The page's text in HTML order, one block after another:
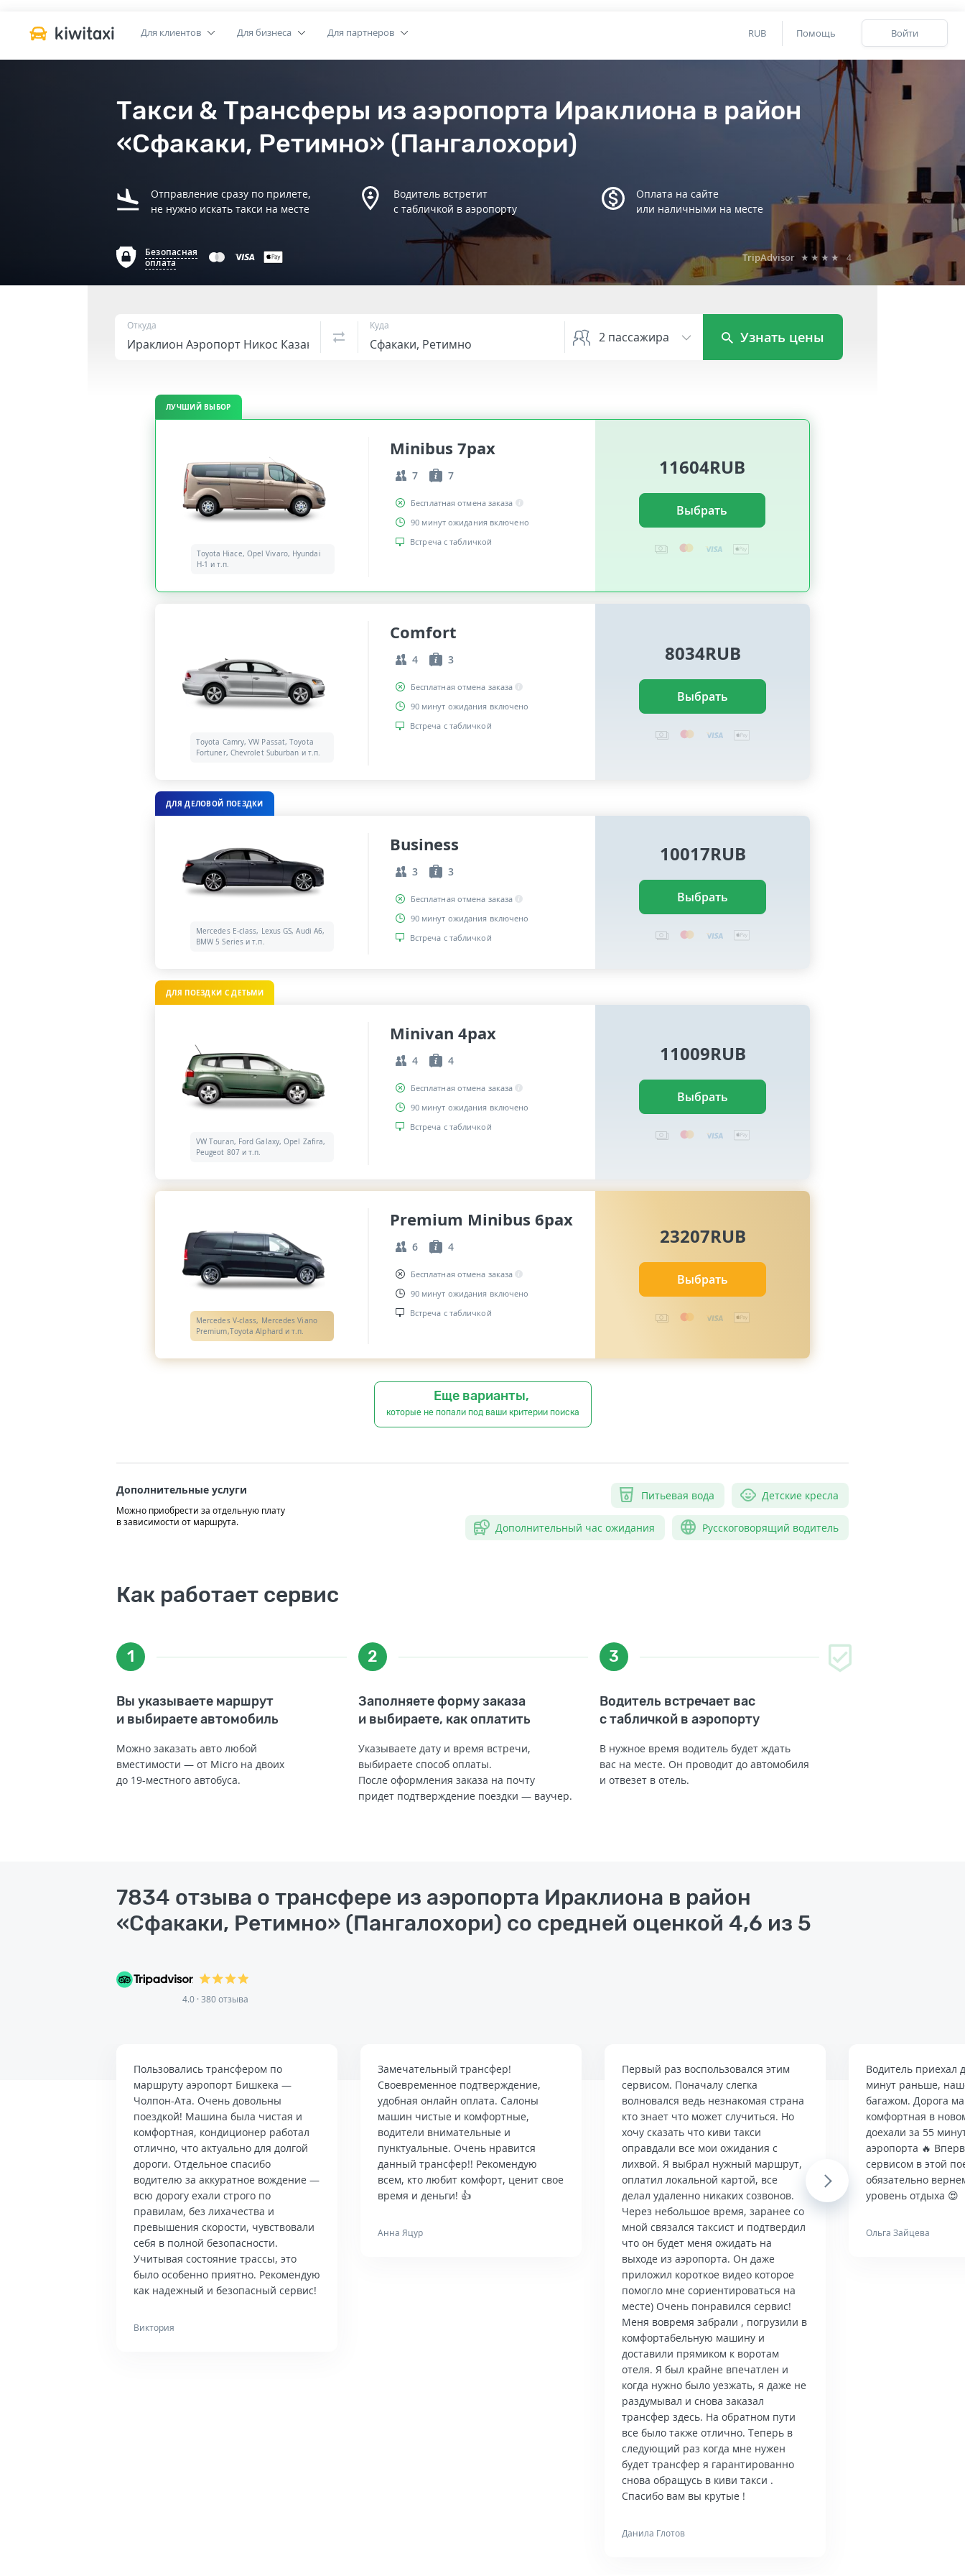
RUB Помощь Войти
Для клиентов Для бизнеса Для партнеров
Такси & Трансферы из аэропорта Ираклиона в район
«Сфакаки, Ретимно» (Пангалохори)
Отправление сразу по прилете,
не нужно искать такси на месте
Водитель встретит
с табличкой в аэропорту
Оплата на сайте
или наличными на месте
Безопасная
оплата
TripAdvisor ★★★★ 4
Откуда Куда
2 пассажира Узнать цены
ЛУЧШИЙ ВЫБОР
Toyota Hiace, Opel Vivaro, Hyundai
H-1 и т.п.
Minibus 7pax
7 7
Бесплатная отмена заказа
90 минут ожидания включено
Встреча с табличкой
11604RUB
Выбрать
Toyota Camry, VW Passat, Toyota
Fortuner, Chevrolet Suburban и т.п.
Comfort
4 3
Бесплатная отмена заказа
90 минут ожидания включено
Встреча с табличкой
8034RUB
Выбрать
ДЛЯ ДЕЛОВОЙ ПОЕЗДКИ
Mercedes E-class, Lexus GS, Audi A6,
BMW 5 Series и т.п.
Business
3 3
Бесплатная отмена заказа
90 минут ожидания включено
Встреча с табличкой
10017RUB
Выбрать
ДЛЯ ПОЕЗДКИ С ДЕТЬМИ
VW Touran, Ford Galaxy, Opel Zafira,
Peugeot 807 и т.п.
Minivan 4pax
4 4
Бесплатная отмена заказа
90 минут ожидания включено
Встреча с табличкой
11009RUB
Выбрать
Mercedes V-class, Mercedes Viano
Premium,Toyota Alphard и т.п.
Premium Minibus 6pax
6 4
Бесплатная отмена заказа
90 минут ожидания включено
Встреча с табличкой
23207RUB
Выбрать
Еще варианты,
которые не попали под ваши критерии поиска
Дополнительные услуги
Можно приобрести за отдельную плату
в зависимости от маршрута.
Питьевая вода Детские кресла
Дополнительный час ожидания Русскоговорящий водитель
Как работает сервис
1
Вы указываете маршрут
и выбираете автомобиль
Можно заказать авто любой
вместимости — от Micro на двоих
до 19-местного автобуса.
2
Заполняете форму заказа
и выбираете, как оплатить
Указываете дату и время встречи,
выбираете способ оплаты.
После оформления заказа на почту
придет подтверждение поездки — ваучер.
3
Водитель встречает вас
с табличкой в аэропорту
В нужное время водитель будет ждать
вас на месте. Он проводит до автомобиля
и отвезет в отель.
7834 отзыва о трансфере из аэропорта Ираклиона в район
«Сфакаки, Ретимно» (Пангалохори) со средней оценкой 4,6 из 5
4.0 · 380 отзыва
Пользовались трансфером по
маршруту аэропорт Бишкека —
Чолпон-Ата. Очень довольны
поездкой! Машина была чистая и
комфортная, кондиционер работал
отлично, что актуально для долгой
дороги. Отдельное спасибо
водителю за аккуратное вождение —
всю дорогу ехали строго по
правилам, без лихачества и
превышения скорости, чувствовали
себя в полной безопасности.
Учитывая состояние трассы, это
было особенно приятно. Рекомендую
как надежный и безопасный сервис!
Виктория
Замечательный трансфер!
Своевременное подтверждение,
удобная онлайн оплата. Салоны
машин чистые и комфортные,
водители внимательные и
пунктуальные. Очень нравится
данный трансфер!! Рекомендую
всем, кто любит комфорт, ценит свое
время и деньги! 👍
Анна Яцур
Первый раз воспользовался этим
сервисом. Поначалу слегка
волновался ведь незнакомая страна
кто знает что может случиться. Но
хочу сказать что киви такси
оправдали все мои ожидания с
лихвой. Я выбрал нужный маршрут,
оплатил локальной картой, все
делал удаленно никаких созвонов.
Через небольшое время, заранее со
мной связался таксист и подтвердил
что он будет меня ожидать на
выходе из аэропорта. Он даже
приложил короткое видео которое
помогло мне сориентироваться на
месте) Очень понравился сервис!
Меня вовремя забрали , погрузили в
комфортабельную машину и
доставили прямиком к воротам
отеля. Я был крайне впечатлен и
когда нужно было уезжать, я даже не
раздумывал и снова заказал
трансфер здесь. На обратном пути
все было также отлично. Теперь в
следующий раз когда мне нужен
будет трансфер я гарантированно
снова обращусь в киви такси .
Спасибо вам вы крутые !
Данила Глотов
Водитель приехал
минут раньше,
багажом. Дорога
комфортная в
доехали за 55
аэропорта 🔥
сервисом в этой
обязательно
уровень отдыха 😍
Ольга Зайцева
Next